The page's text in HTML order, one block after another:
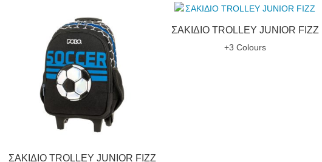
ΣΑΚΙΔΙΟ TROLLEY JUNIOR FIZZ
ΣΑΚΙΔΙΟ TROLLEY JUNIOR FIZZ
+3 Colours